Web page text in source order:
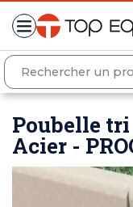
Poubelle
Acier -